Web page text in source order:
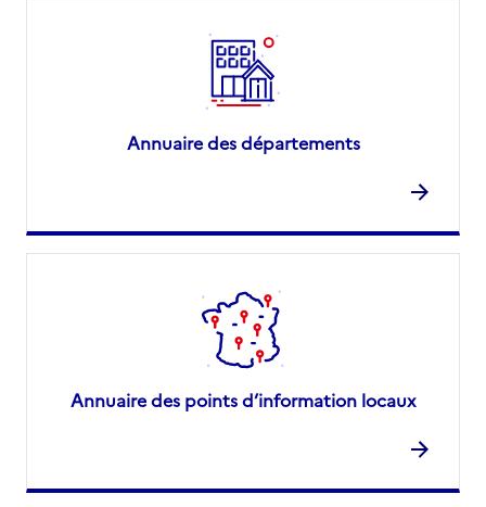
Annuaire des départements
Annuaire des points d’information locaux